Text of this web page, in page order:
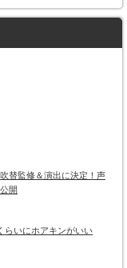
替監修＆演出に決定！声
開
らいにホアキンがいい